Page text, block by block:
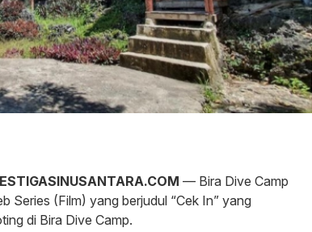
— Bira Dive Camp
Series (Film) yang berjudul “Cek In” yang
di Bira Dive Camp.